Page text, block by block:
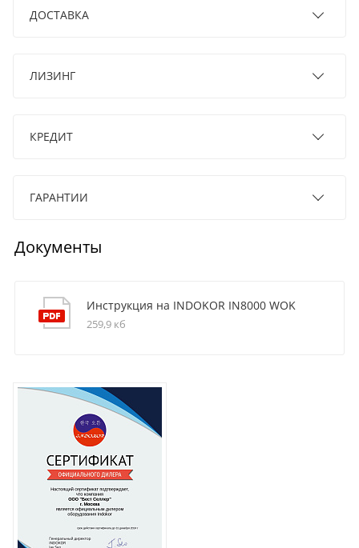
ДОСТАВКА
ЛИЗИНГ
КРЕДИТ
ГАРАНТИИ
Документы
Инструкция на INDOKOR IN8000 WOK
259,9 кб